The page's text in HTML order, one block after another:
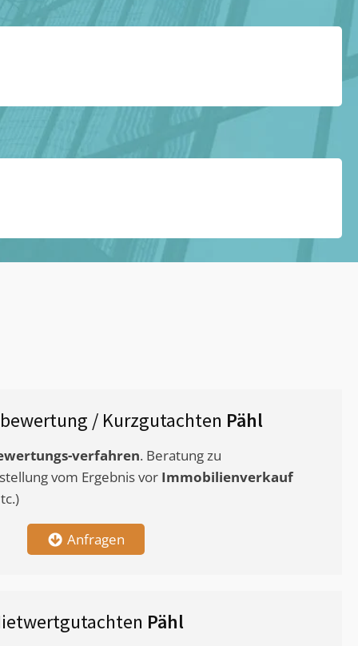
/ Kurzgutachten Pähl
verfahren. Beratung zu
vom Ergebnis vor Immobilienverkauf
Anfragen
Pähl